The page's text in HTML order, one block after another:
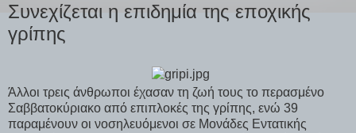
Συνεχίζεται η επιδημία της εποχικής
γρίπης
Άλλοι τρεις άνθρωποι έχασαν τη ζωή τους το περασμένο
Σαββατοκύριακο από επιπλοκές της γρίπης, ενώ 39
παραμένουν οι νοσηλευόμενοι σε Μονάδες Εντατικής